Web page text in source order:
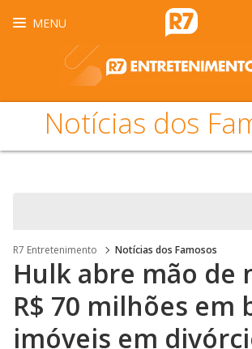
MENU
Notícias dos
R7 Entretenimento Notícias dos Famosos
Hulk abre mão de
R$ 70 milhões em
imóveis em